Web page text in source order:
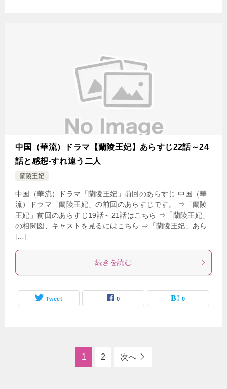
中国（華流）ドラマ【蘭陵王妃】あらすじ22話～24
話と感想-すれ違う二人
蘭陵王妃
中国（華流）ドラマ「蘭陵王妃」前回のあらすじ 中国（華
流）ドラマ「蘭陵王妃」の前回のあらすじです。 ⇒「蘭陵
王妃」前回のあらすじ19話～21話はこちら ⇒「蘭陵王妃」
の相関図、キャストを見るにはこちら ⇒「蘭陵王妃」あら
[…]
続きを読む
Tweet 0 0
1 2 次へ